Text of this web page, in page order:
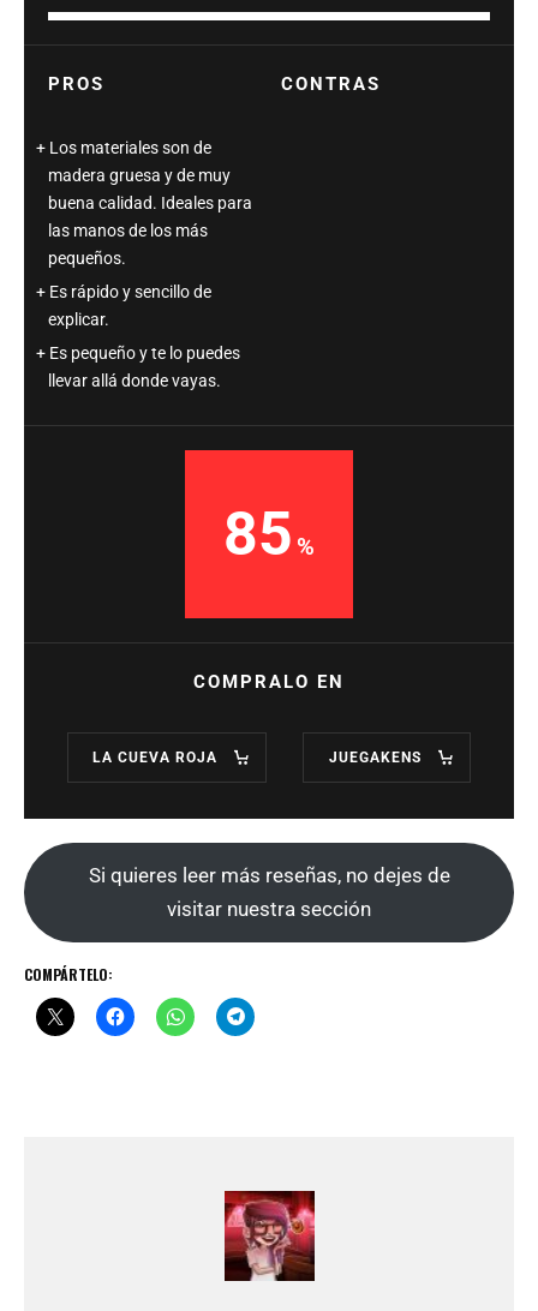
PROS
Los materiales son de
madera gruesa y de muy
buena calidad. Ideales para
las manos de los más
pequeños.
Es rápido y sencillo de
explicar.
Es pequeño y te lo puedes
llevar allá donde vayas.
CONTRAS
85
COMPRALO EN
LA CUEVA ROJA JUEGAKENS
Si quieres leer más reseñas, no dejes de
visitar nuestra sección
COMPÁRTELO: